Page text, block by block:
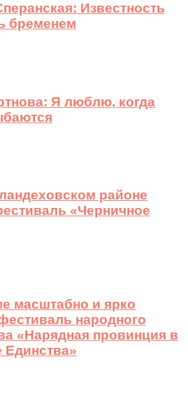
Известность
бременем
Я люблю, когда
районе
«Черничное
масштабно и ярко
народного
«Нарядная провинция в
Единства»